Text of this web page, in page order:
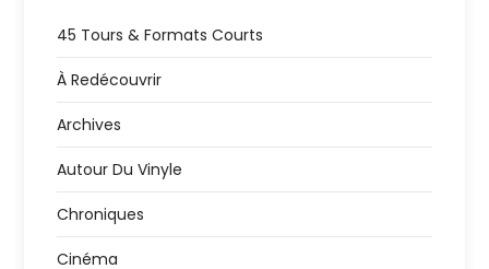
45 Tours & Formats Courts
À Redécouvrir
Archives
Autour Du Vinyle
Chroniques
Cinéma